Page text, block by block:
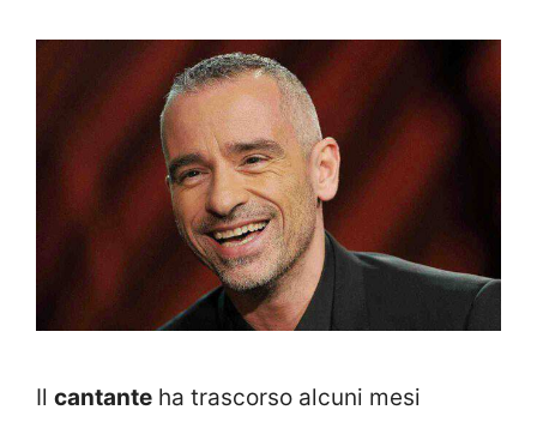
Il cantante ha trascorso alcuni mesi